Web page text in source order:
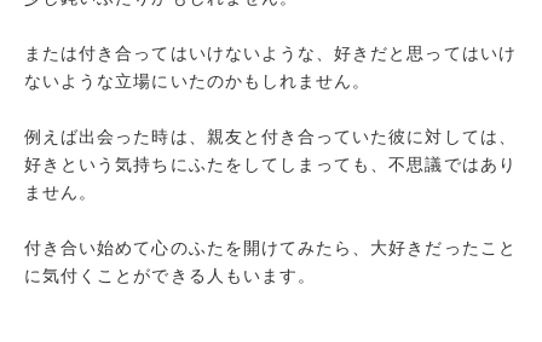
または付き合ってはいけないような、好きだと思ってはいけ
ないような立場にいたのかもしれません。
例えば出会った時は、親友と付き合っていた彼に対しては、
好きという気持ちにふたをしてしまっても、不思議ではあり
ません。
付き合い始めて心のふたを開けてみたら、大好きだったこと
に気付くことができる人もいます。